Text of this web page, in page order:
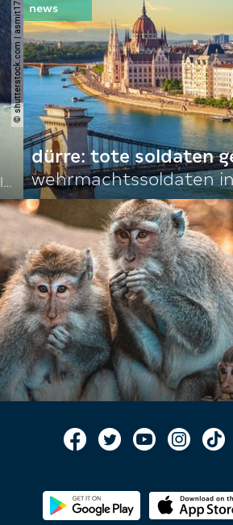
© shutterstock.com | asmit17
nordkoreas sommerliche empfehlungen
dürre: tote soldaten
wehrmachtssoldaten